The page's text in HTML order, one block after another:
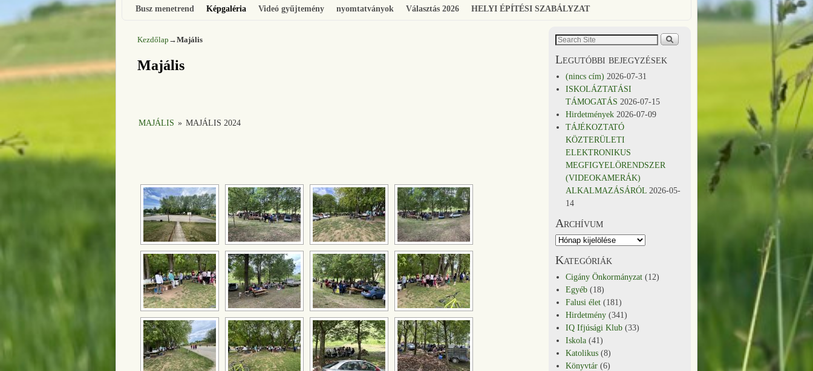
Busz menetrend Képgaléria Videó gyűjtemény nyomtatványok Választás 2026 HELYI ÉPÍTÉSI SZABÁLYZAT
Kezdőlap →Majális
Majális
MAJÁLIS » MAJÁLIS 2024
Legutóbbi bejegyzések
(nincs cím) 2026-07-31
ISKOLÁZTATÁSI
TÁMOGATÁS 2026-07-15
Hirdetmények 2026-07-09
TÁJÉKOZTATÓ
KÖZTERÜLETI
ELEKTRONIKUS
MEGFIGYELÖRENDSZER
(VIDEOKAMERÁK)
ALKALMAZÁSÁRÓL 2026-05-
14
Archívum
Kategóriák
Cigány Önkormányzat (12)
Egyéb (18)
Falusi élet (181)
Hirdetmény (341)
IQ Ifjúsági Klub (33)
Iskola (41)
Katolikus (8)
Könyvtár (6)